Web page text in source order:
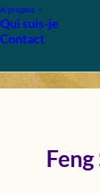
A propos
Qui suis-je
Contact